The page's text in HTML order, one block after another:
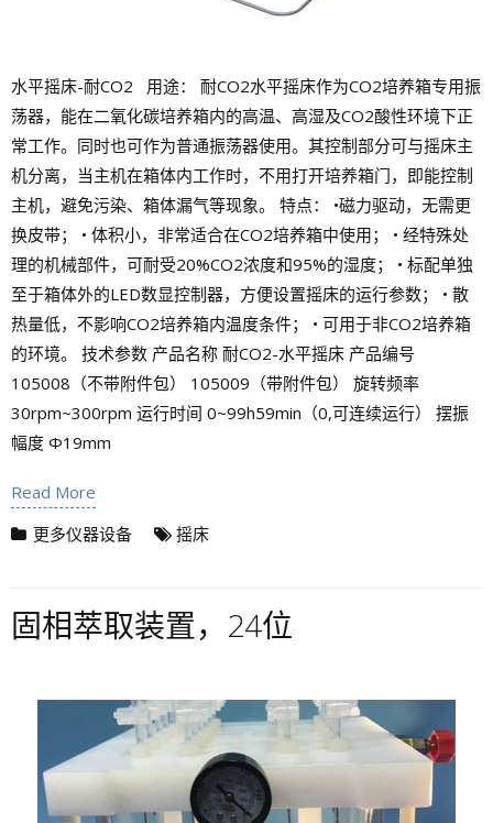
水平摇床-耐CO2 用途： 耐CO2水平摇床作为CO2培养箱专用振
荡器，能在二氧化碳培养箱内的高温、高湿及CO2酸性环境下正
常工作。同时也可作为普通振荡器使用。其控制部分可与摇床主
机分离，当主机在箱体内工作时，不用打开培养箱门，即能控制
主机，避免污染、箱体漏气等现象。 特点： •磁力驱动，无需更
换皮带； • 体积小，非常适合在CO2培养箱中使用； • 经特殊处
理的机械部件，可耐受20%CO2浓度和95%的湿度； • 标配单独
至于箱体外的LED数显控制器，方便设置摇床的运行参数； • 散
热量低，不影响CO2培养箱内温度条件； • 可用于非CO2培养箱
的环境。 技术参数 产品名称 耐CO2-水平摇床 产品编号
105008（不带附件包） 105009（带附件包） 旋转频率
30rpm~300rpm 运行时间 0~99h59min（0,可连续运行） 摆振
幅度 Φ19mm
Read More
更多仪器设备
摇床
固相萃取装置，24位